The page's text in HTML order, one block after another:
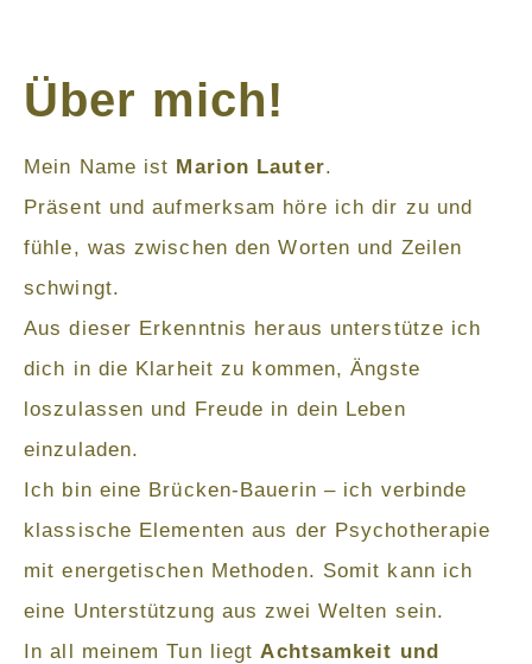
Über mich!
Mein Name ist Marion Lauter.
Präsent und aufmerksam höre ich dir zu und
fühle, was zwischen den Worten und Zeilen
schwingt.
Aus dieser Erkenntnis heraus unterstütze ich
dich in die Klarheit zu kommen, Ängste
loszulassen und Freude in dein Leben
einzuladen.
Ich bin eine Brücken-Bauerin – ich verbinde
klassische Elementen aus der Psychotherapie
mit energetischen Methoden. Somit kann ich
eine Unterstützung aus zwei Welten sein.
In all meinem Tun liegt Achtsamkeit und